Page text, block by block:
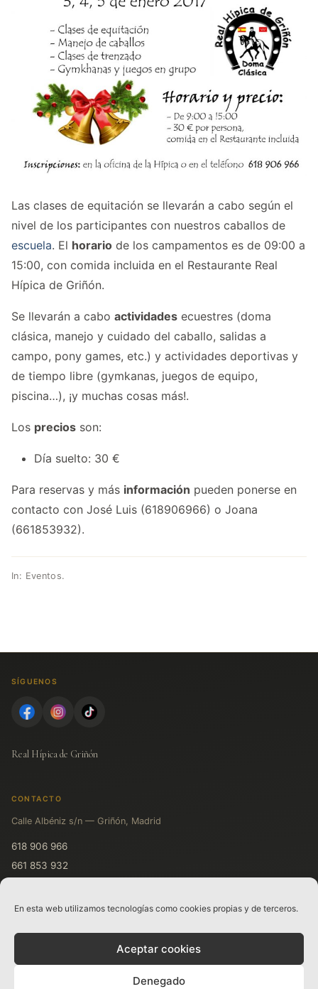
En esta web utilizamos tecnologías como cookies propias y de terceros.
Aceptar cookies
Denegado
Las clases de equitación se llevarán a cabo según el
nivel de los participantes con nuestros caballos de
escuela. El horario de los campamentos es de 09:00 a
15:00, con comida incluida en el Restaurante Real
Hípica de Griñón.
Se llevarán a cabo actividades ecuestres (doma
clásica, manejo y cuidado del caballo, salidas a
campo, pony games, etc.) y actividades deportivas y
de tiempo libre (gymkanas, juegos de equipo,
piscina…), ¡y muchas cosas más!.
Los precios son:
Día suelto: 30 €
Para reservas y más información pueden ponerse en
contacto con José Luis (618906966) o Joana
(661853932).
In: Eventos.
SÍGUENOS
Real Hípica de Griñón
CONTACTO
Calle Albéniz s/n — Griñón, Madrid
618 906 966
661 853 932